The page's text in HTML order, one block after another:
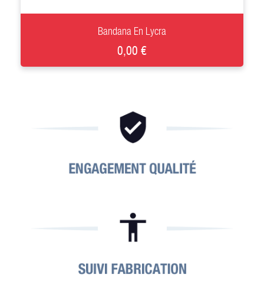
+
Bandana En Lycra
0,00 €